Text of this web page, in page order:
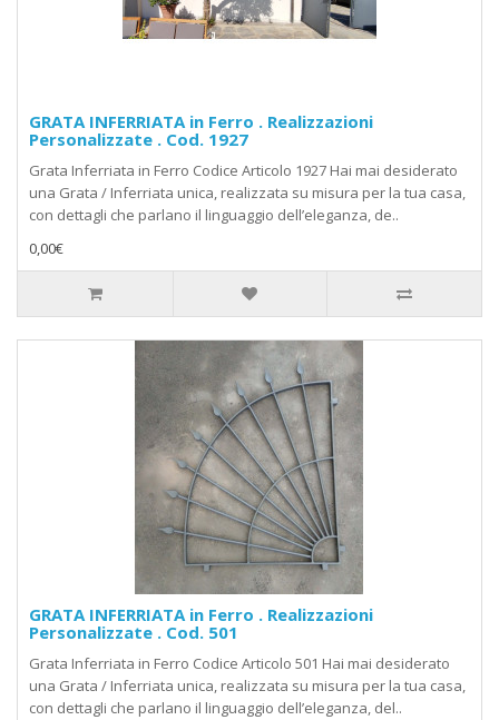
GRATA INFERRIATA in Ferro . Realizzazioni
Personalizzate . Cod. 1927
Grata Inferriata in Ferro Codice Articolo 1927 Hai mai desiderato
una Grata / Inferriata unica, realizzata su misura per la tua casa,
con dettagli che parlano il linguaggio dell’eleganza, de..
0,00€
GRATA INFERRIATA in Ferro . Realizzazioni
Personalizzate . Cod. 501
Grata Inferriata in Ferro Codice Articolo 501 Hai mai desiderato
una Grata / Inferriata unica, realizzata su misura per la tua casa,
con dettagli che parlano il linguaggio dell’eleganza, del..